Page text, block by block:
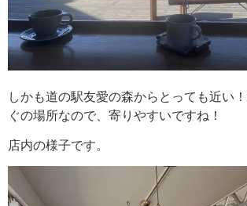
しかも道の駅友愛の森からとっても近い
ぐの場所なので、寄りやすいですね！
店内の様子です。